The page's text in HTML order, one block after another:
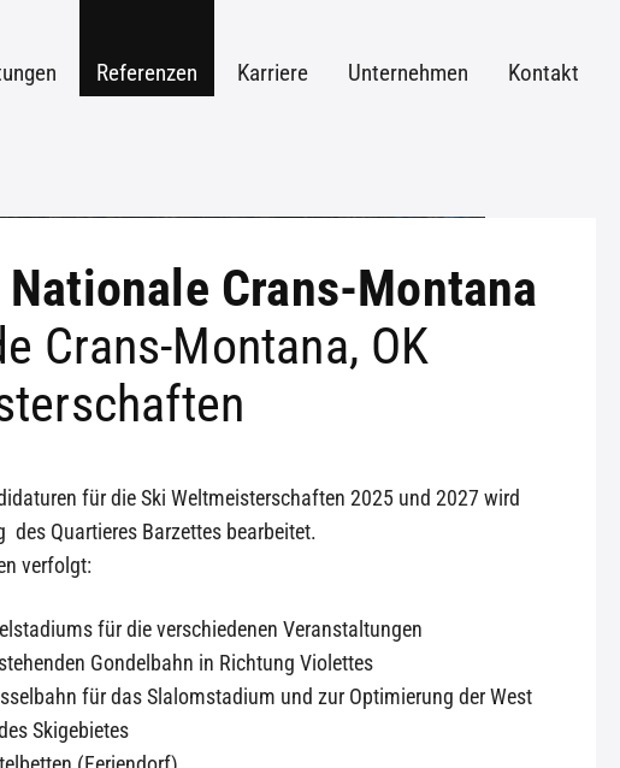
Referenzen Karriere Unternehmen Kontakt
Crans-Montana
Crans-Montana, OK
für die Ski Weltmeisterschaften 2025 und 2027 wird
des Quartieres Barzettes bearbeitet.
verfolgt:
für die verschiedenen Veranstaltungen
Gondelbahn in Richtung Violettes
für das Slalomstadium und zur Optimierung der West
Skigebietes